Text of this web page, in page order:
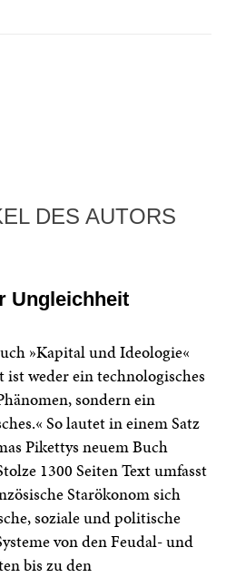
DES AUTORS
Ungleichheit
»Kapital und Ideologie«
ist weder ein technologisches
sondern ein
So lautet in einem Satz
Pikettys neuem Buch
1300 Seiten Text umfasst
Starökonom sich
soziale und politische
von den Feudal- und
bis zu den